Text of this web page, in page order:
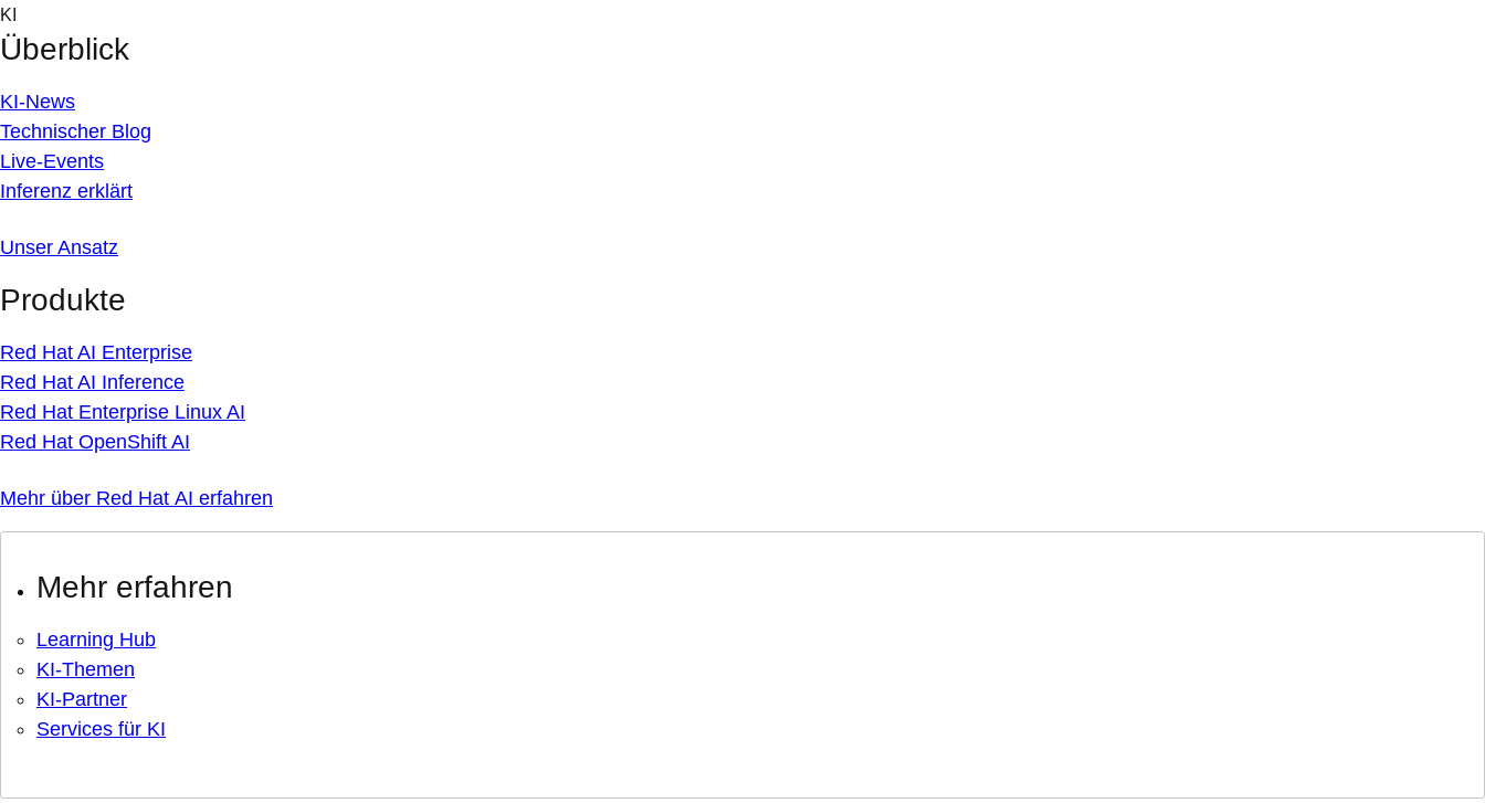
Skip
to
content
KI
Überblick
KI-News
Technischer Blog
Live-Events
Inferenz erklärt
Unser Ansatz
Produkte
Red Hat AI Enterprise
Red Hat AI Inference
Red Hat Enterprise Linux AI
Red Hat OpenShift AI
Mehr über Red Hat AI erfahren
Mehr erfahren
Learning Hub
KI-Themen
KI-Partner
Services für KI